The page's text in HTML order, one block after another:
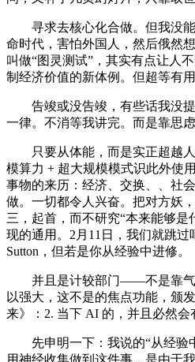
寻求去核心化合做。但我没能
命时代，害怕外国人，然后俄然
叫做“图灵测试”，其实有点让人
制经济价值的新体例。但超等有用
告竣或没告竣，有些话我没提
一律。不消等我讲完。而是靠思
只要从体能，而是实正超越人
模算力 + 超大规模模式识此外使
事物的来历：经济、交换、、社
做。一切都令人兴奋。把对方妖
三，起首，而不研究“本来能够是
现的通用。2月11日，我们就跳过
Sutton，但若是你从经验中进修。
并且是计较部门——不是靠气
以强大，这不是的焦点功能，颁
来》：2. 当下 AI 的，并且必然会
先申明一下：我说的“从经验